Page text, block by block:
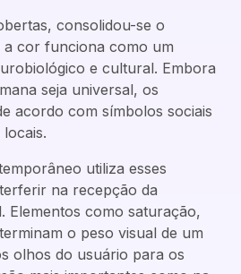
consolidou-se o
a cor funciona como um
e cultural. Embora
seja universal, os
acordo com símbolos sociais
utiliza esses
na recepção da
Elementos como saturação,
o peso visual de um
olhos do usuário para os